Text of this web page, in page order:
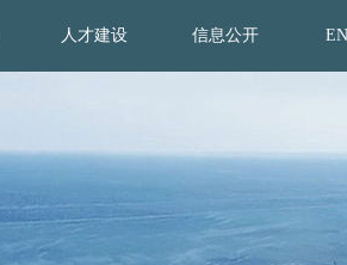
人才建设 信息公开 EN